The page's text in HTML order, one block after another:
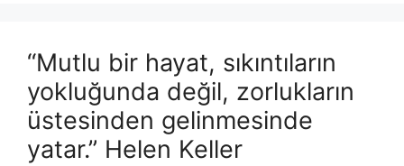
“Mutlu bir hayat, sıkıntıların
yokluğunda değil, zorlukların
üstesinden gelinmesinde
yatar.” Helen Keller